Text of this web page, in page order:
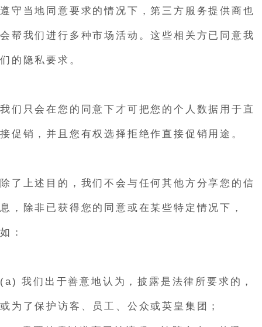
遵守当地同意要求的情况下，第三方服务提供商也
会帮我们进行多种市场活动。这些相关方已同意我
们的隐私要求。
我们只会在您的同意下才可把您的个人数据用于直
接促销，并且您有权选择拒绝作直接促销用途。
除了上述目的，我们不会与任何其他方分享您的信
息，除非已获得您的同意或在某些特定情况下，
如：
(a) 我们出于善意地认为，披露是法律所要求的，
或为了保护访客、员工、公众或英皇集团；